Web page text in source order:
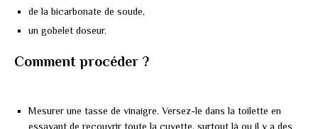
de la bicarbonate de soude,
un gobelet doseur.
Comment procéder ?
Mesurer une tasse de vinaigre. Versez-le dans la toilette en
essayant de recouvrir toute la cuvette, surtout là ou il y a des